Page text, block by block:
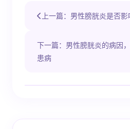
上一篇：男性膀胱炎是否
下一篇：男性膀胱炎的病因
患病